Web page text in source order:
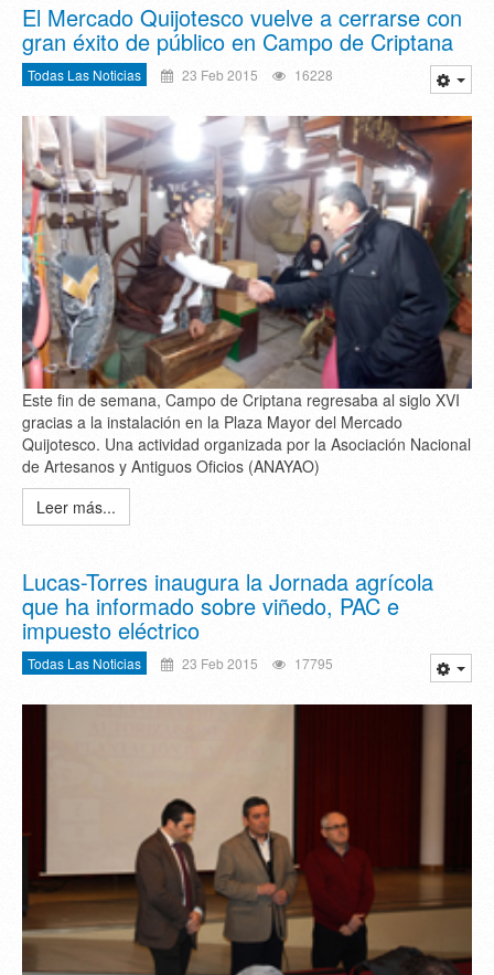
El Mercado Quijotesco vuelve a cerrarse con
gran éxito de público en Campo de Criptana
Todas Las Noticias 23 Feb 2015 16228
Este fin de semana, Campo de Criptana regresaba al siglo XVI
gracias a la instalación en la Plaza Mayor del Mercado
Quijotesco. Una actividad organizada por la Asociación Nacional
de Artesanos y Antiguos Oficios (ANAYAO)
Leer más...
Lucas-Torres inaugura la Jornada agrícola
que ha informado sobre viñedo, PAC e
impuesto eléctrico
Todas Las Noticias 23 Feb 2015 17795